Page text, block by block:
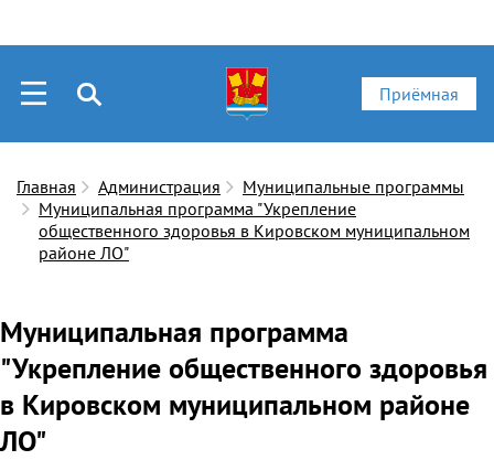
Приёмная
Главная Администрация
Муниципальные программы
Муниципальная программа "Укрепление
общественного здоровья в Кировском муниципальном
районе ЛО"
Муниципальная программа
"Укрепление общественного здоровья
в Кировском муниципальном районе
ЛО"